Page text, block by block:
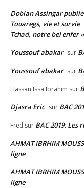
Dobian Assingar
Touaregs, vie et survie
Tchad, notre bel enfer »
Youssouf abakar sur
Youssouf abakar sur
Hassan Issa Ibrahim sur
Djasra Eric sur BAC
Fred sur BAC 2019: Les
AHMAT IBRHIM
ligne
AHMAT IBRHIM
ligne